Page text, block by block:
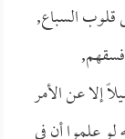
قلوب السباع,
إلا عن الأمر